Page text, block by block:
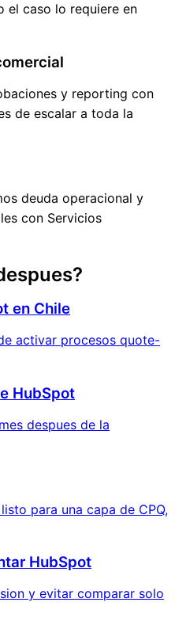
el caso lo requiere en
y reporting con
de escalar a toda la
deuda operacional y
con Servicios
en Chile
activar procesos quote-
HubSpot
despues de la
para una capa de CPQ,
HubSpot
y evitar comparar solo